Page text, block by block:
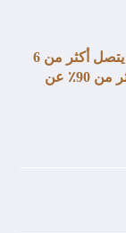
المنازل في السعودية والإمارات أكثر ذكاءً: يتصل أكثر من 6
ملايين جهاز ذكي بـأليكسا، بنمو بنسبة أكثر من 90٪ عن